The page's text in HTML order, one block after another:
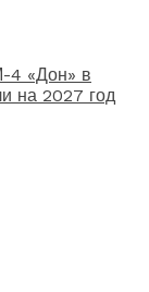
4 «Дон» в
на 2027 год